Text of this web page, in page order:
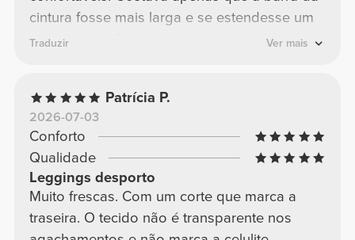
cintura fosse mais larga e se estendesse um
pouco mais abaixo
Traduzir Ver mais
Patrícia P.
2026-07-03
Conforto
Qualidade
Leggings desporto
Muito frescas. Com um corte que marca a
traseira. O tecido não é transparente nos